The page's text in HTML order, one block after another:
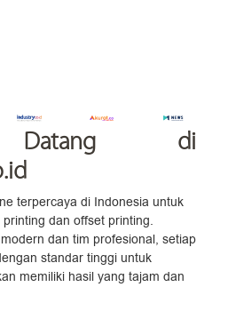
Datang di
terpercaya di Indonesia untuk
dan offset printing.
dan tim profesional, setiap
standar tinggi untuk
memiliki hasil yang tajam dan